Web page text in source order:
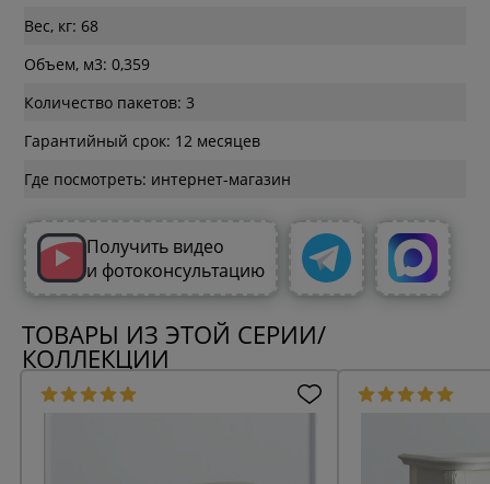
Вес, кг: 68
Объем, м3: 0,359
Количество пакетов: 3
Гарантийный срок: 12 месяцев
Где посмотреть: интернет-магазин
Получить видео
и фотоконсультацию
ТОВАРЫ ИЗ ЭТОЙ СЕРИИ/
КОЛЛЕКЦИИ